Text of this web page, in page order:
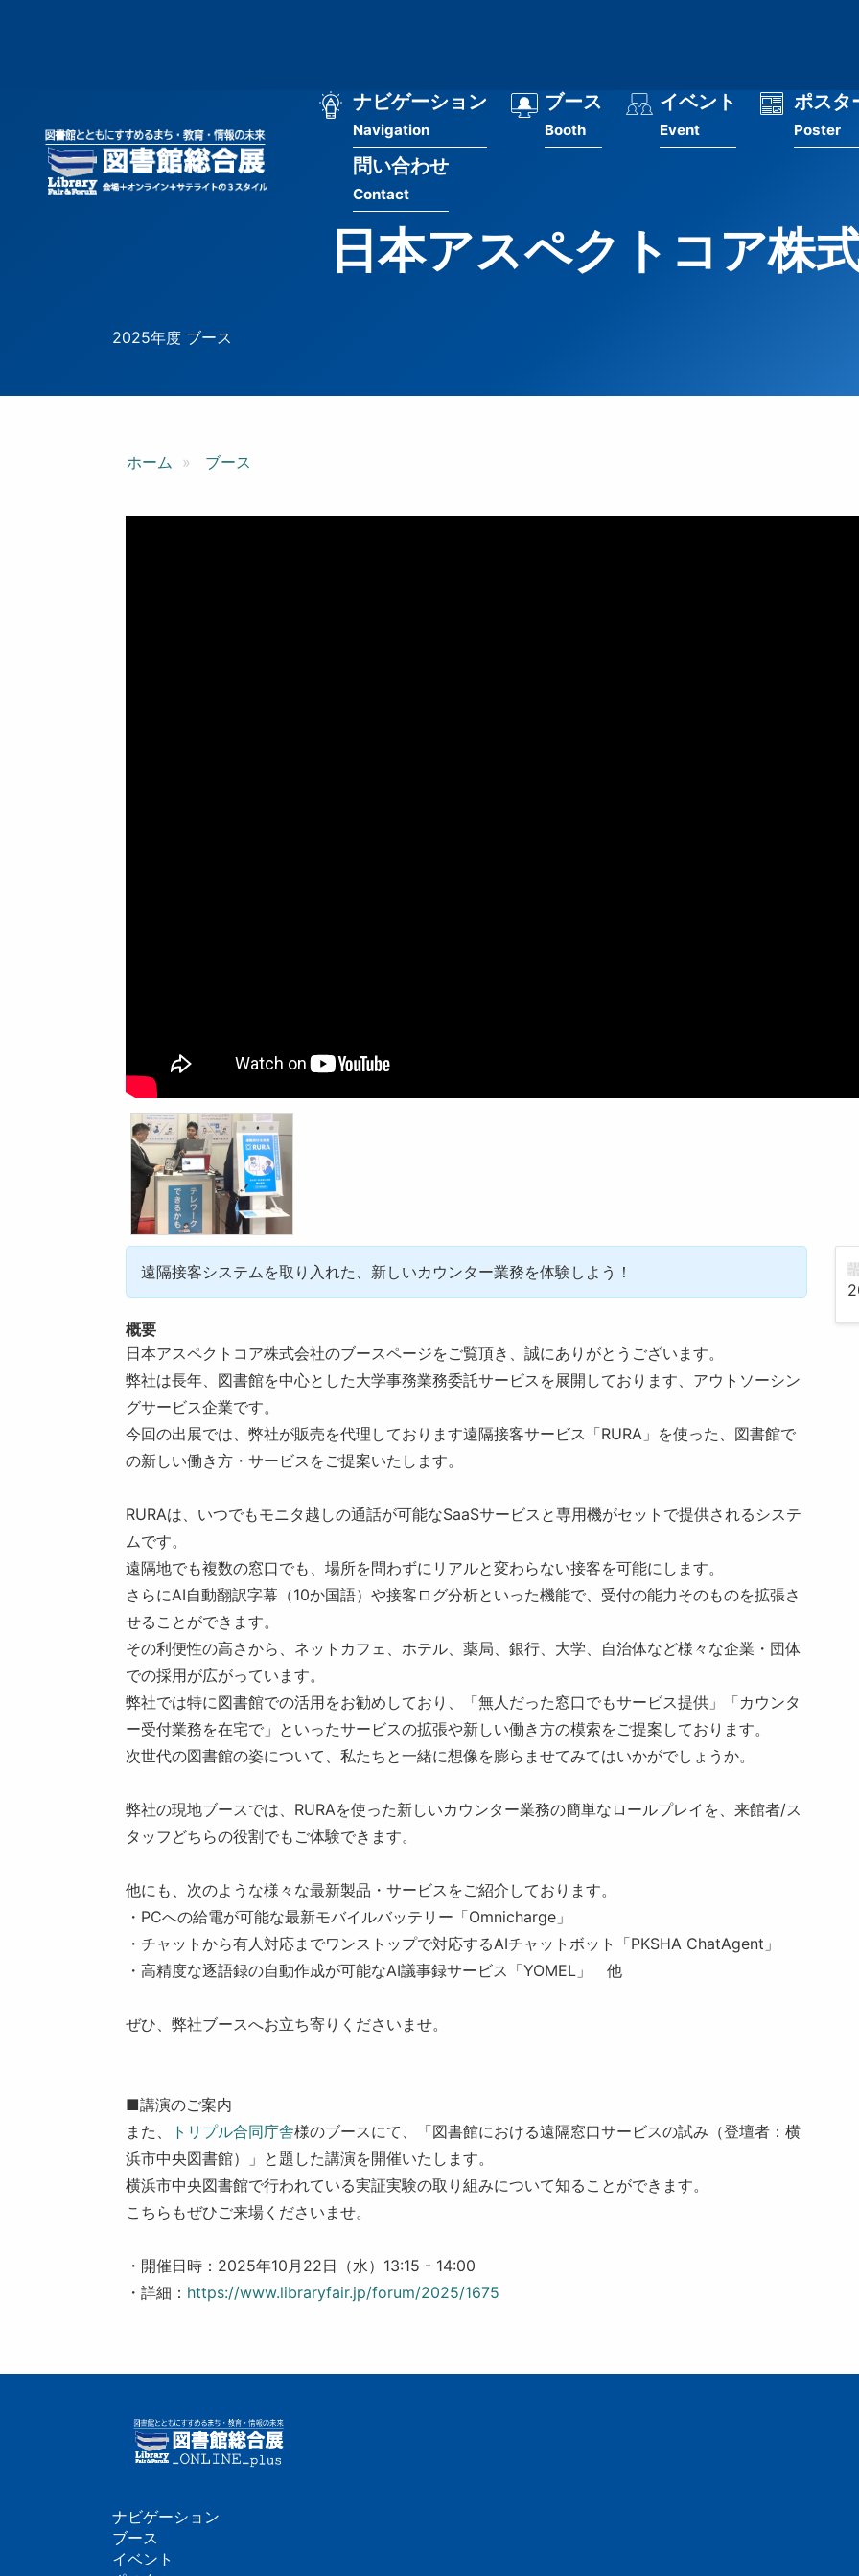
ー
ザ
メ
ナ
ビ
ョ
ナビゲーション
Navigation
ブース
Booth
イベント
Event
ポスタ
Poster
問い合わせ
Contact
日本アスペクトコア株
2025年度 ブース
ホーム ブース
遠隔接客システムを取り入れた、新しいカウンター業務を体験しよう！
概要
日本アスペクトコア株式会社のブースページをご覧頂き、誠にありがとうございます。
弊社は長年、図書館を中心とした大学事務業務委託サービスを展開しております、アウトソーシン
グサービス企業です。
今回の出展では、弊社が販売を代理しております遠隔接客サービス「RURA」を使った、図書館で
の新しい働き方・サービスをご提案いたします。
RURAは、いつでもモニタ越しの通話が可能なSaaSサービスと専用機がセットで提供されるシステ
ムです。
遠隔地でも複数の窓口でも、場所を問わずにリアルと変わらない接客を可能にします。
さらにAI自動翻訳字幕（10か国語）や接客ログ分析といった機能で、受付の能力そのものを拡張さ
せることができます。
その利便性の高さから、ネットカフェ、ホテル、薬局、銀行、大学、自治体など様々な企業・団体
での採用が広がっています。
弊社では特に図書館での活用をお勧めしており、「無人だった窓口でもサービス提供」「カウンタ
ー受付業務を在宅で」といったサービスの拡張や新しい働き方の模索をご提案しております。
次世代の図書館の姿について、私たちと一緒に想像を膨らませてみてはいかがでしょうか。
弊社の現地ブースでは、RURAを使った新しいカウンター業務の簡単なロールプレイを、来館者/ス
タッフどちらの役割でもご体験できます。
他にも、次のような様々な最新製品・サービスをご紹介しております。
・PCへの給電が可能な最新モバイルバッテリー「Omnicharge」
・チャットから有人対応までワンストップで対応するAIチャットボット「PKSHA ChatAgent」
・高精度な逐語録の自動作成が可能なAI議事録サービス「YOMEL」 他
ぜひ、弊社ブースへお立ち寄りくださいませ。
■講演のご案内
また、
トリプル合同庁舎様のブースにて、「図書館における遠隔窓口サービスの試み（登壇者：横
浜市中央図書館）」と題した講演を開催いたします。
横浜市中央図書館で行われている実証実験の取り組みについて知ることができます。
こちらもぜひご来場くださいませ。
・開催日時：2025年10月22日（水）13:15 - 14:00
・詳細： https://www.libraryfair.jp/forum/2025/1675
フ
ナビゲーション
ブース
イベント